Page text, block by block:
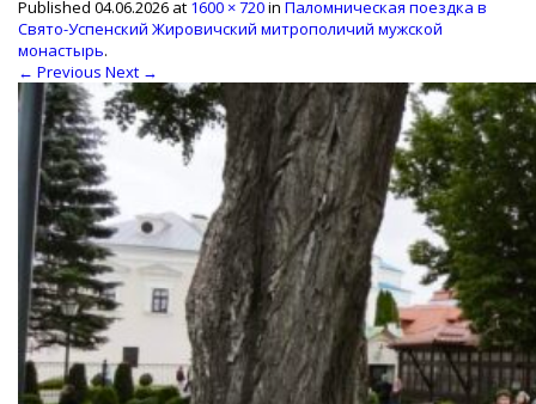
Published 04.06.2026 at 1600 × 720in Паломническая поездка в
Свято-Успенский Жировичский митрополичий мужской
монастырь.
← Previous Next →